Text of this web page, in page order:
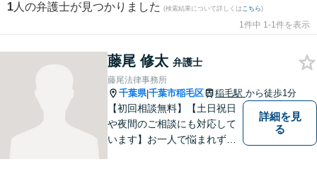
1 人の弁護士が見つかりました (検索結果について詳しくは こちら)
1件中 1-1件を表示
藤尾 修太 弁護士
藤尾法律事務所
千葉県|千葉市稲毛区 稲毛駅 から徒歩1分
【初回相談無料】【土日祝日
や夜間のご相談にも対応して
います】お一人で悩まれず、
詳細を見
る